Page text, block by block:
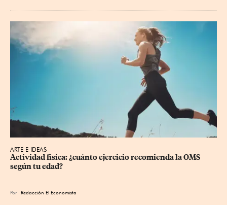
ARTE E IDEAS
Actividad física: ¿cuánto ejercicio recomienda la OMS
según tu edad?
Por Redacción El Economista